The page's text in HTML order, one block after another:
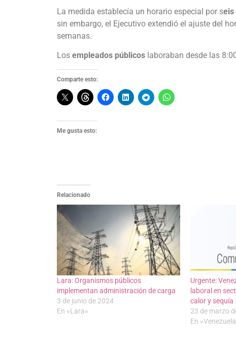
La medida establecía un horario especial por seis
sin embargo, el Ejecutivo extendió el ajuste del
semanas.
Los empleados públicos laboraban desde las
Comparte esto:
Me gusta esto:
Relacionado
Lara: Organismos públicos
implementan administración de carga
3 de junio de 2024
En «Lara»
Urgente:
laboral en
calor y sequía
23 de marzo
En